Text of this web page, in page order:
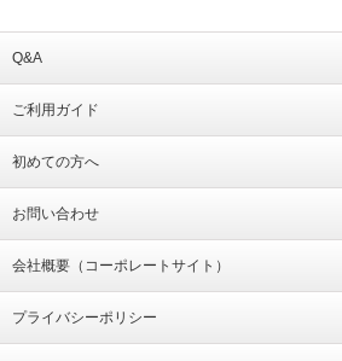
Q&A
ご利用ガイド
初めての方へ
お問い合わせ
会社概要（コーポレートサイト）
プライバシーポリシー